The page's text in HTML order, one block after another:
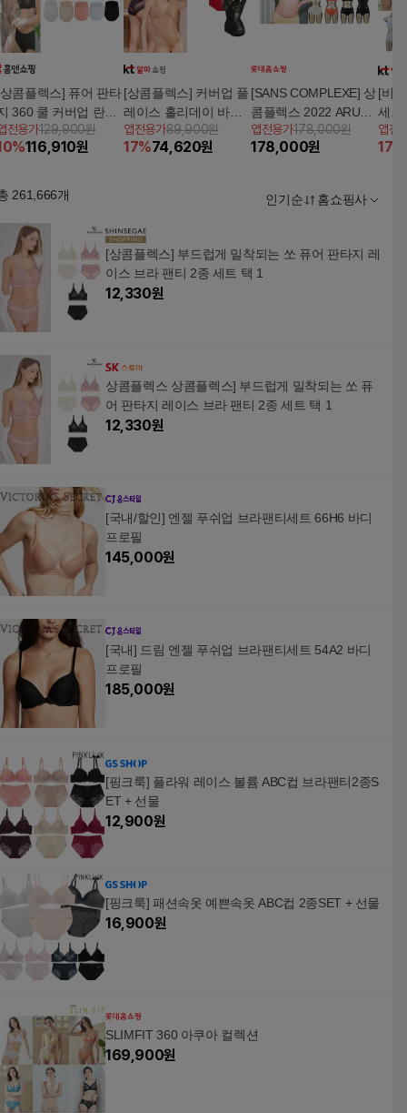
콤플렉스] 퓨어 판타
쿨 커버업 란제
컬렉션 (5세트)
전용가129,900원
%116,910원
[상콤플렉스] 커버업 풀
레이스 홀리데이 바디
수트 3세트
앱전용가89,900원
17%74,620원
[SANS COMPLEXE] 상
콤플렉스 2022 ARUM
PRIMA 아름 프리마 +
바디수트 1세트 + 파우
앱전용가178,000원
178,000원
[비
세트
앱전
17
261,666개 인기순 홈쇼핑사
[상콤플렉스] 부드럽게 밀착되는 쏘 퓨어 판타지 레
이스 브라 팬티 2종 세트 택 1
12,330원
상콤플렉스 상콤플렉스] 부드럽게 밀착되는 쏘 퓨
어 판타지 레이스 브라 팬티 2종 세트 택 1
12,330원
[국내/할인] 엔젤 푸쉬업 브라팬티세트 66H6 바디
프로필
145,000원
[국내] 드림 엔젤 푸쉬업 브라팬티세트 54A2 바디
프로필
185,000원
[핑크룩] 플라워 레이스 볼륨 ABC컵 브라팬티2종S
ET + 선물
12,900원
[핑크룩] 패션속옷 예쁜속옷 ABC컵 2종SET + 선물
16,900원
SLIMFIT 360 아쿠아 컬렉션
169,900원